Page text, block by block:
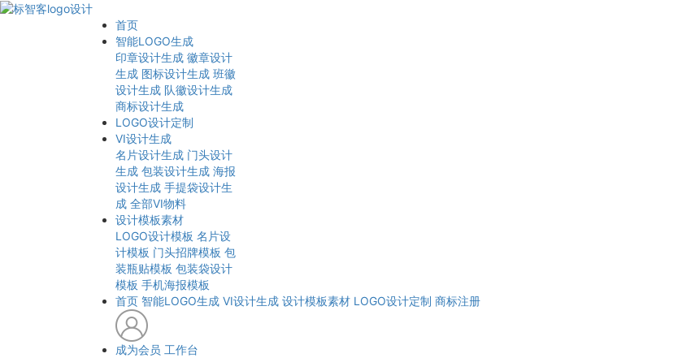
首页
智能LOGO生成
印章设计生成 徽章设计
生成 图标设计生成 班徽
设计生成 队徽设计生成
商标设计生成
LOGO设计定制
VI设计生成
名片设计生成 门头设计
生成 包装设计生成 海报
设计生成 手提袋设计生
成 全部VI物料
设计模板素材
LOGO设计模板 名片设
计模板 门头招牌模板 包
装瓶贴模板 包装袋设计
模板 手机海报模板
首页 智能LOGO生成 VI设计生成 设计模板素材 LOGO设计定制 商标注册
成为会员 工作台